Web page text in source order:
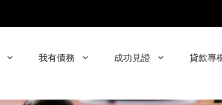
我有債務 成功見證 貸款專